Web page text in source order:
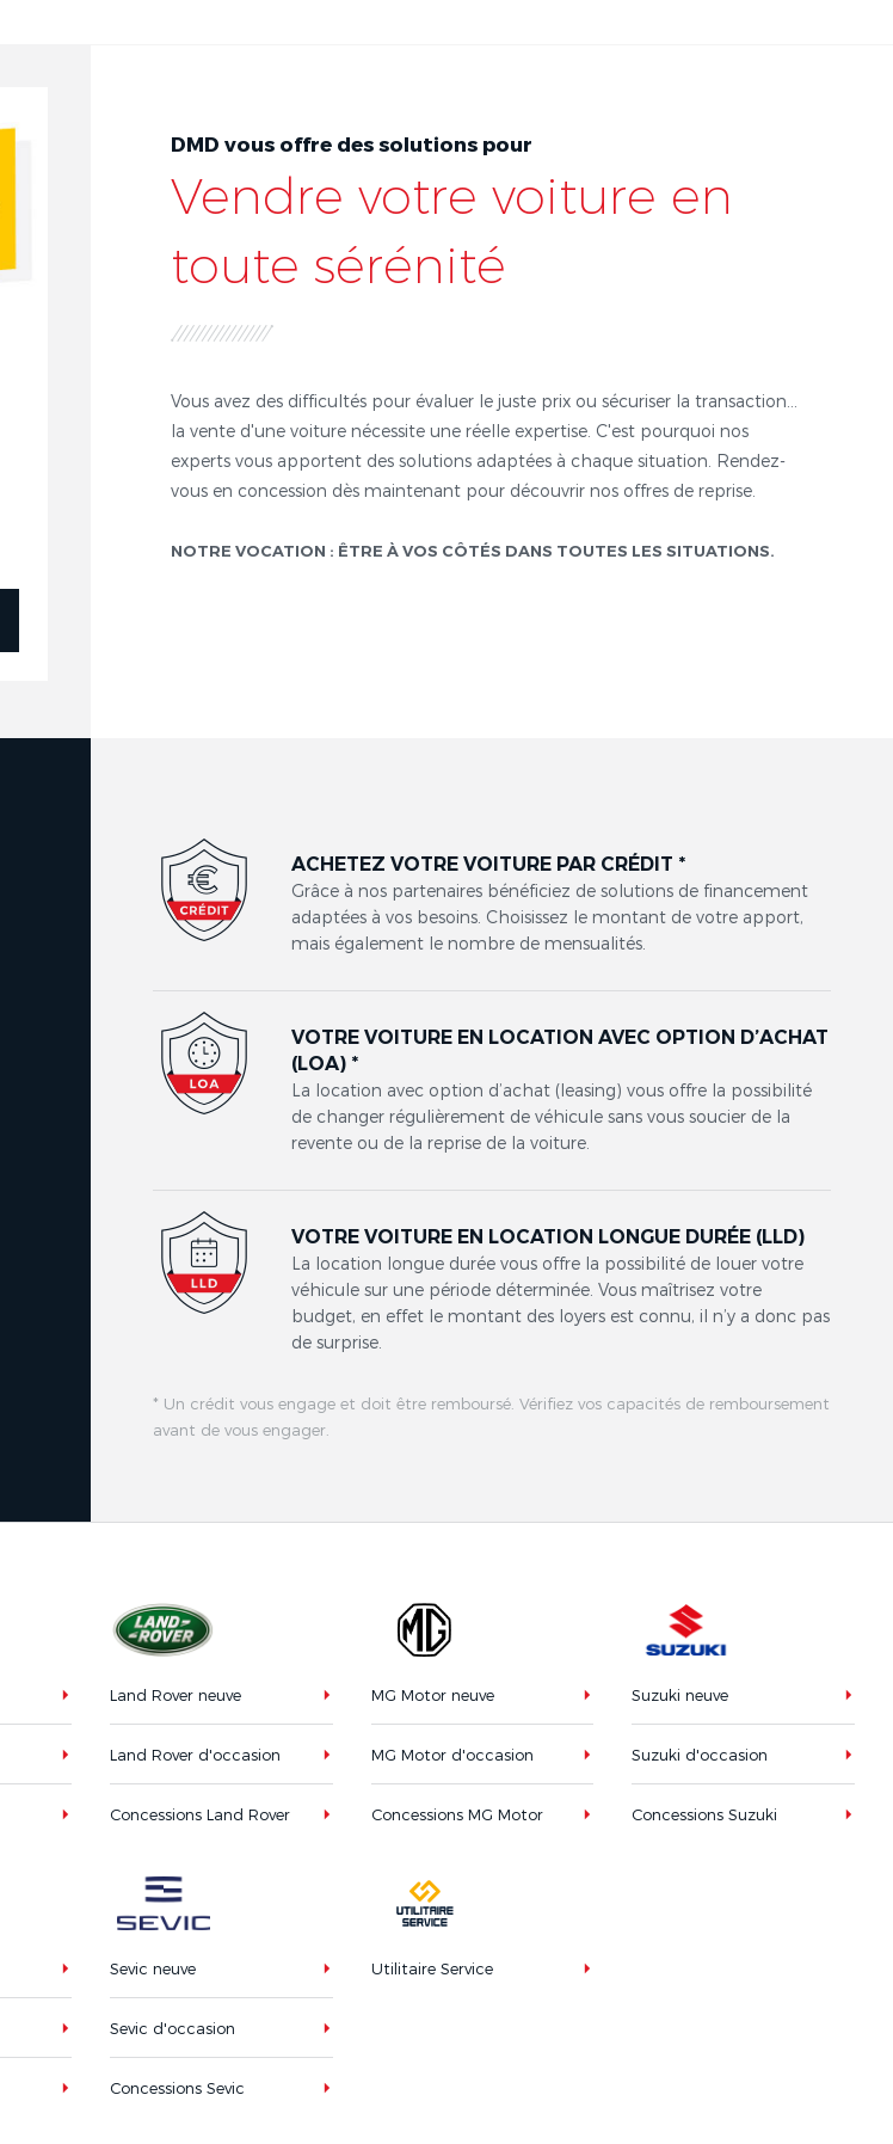
DMD vous offre des solutions pour
Vendre votre voiture en
toute sérénité
Vous avez des difficultés pour évaluer le juste prix ou sécuriser la transaction...
la vente d'une voiture nécessite une réelle expertise. C'est pourquoi nos
experts vous apportent des solutions adaptées à chaque situation. Rendez-
vous en concession dès maintenant pour découvrir nos offres de reprise.
NOTRE VOCATION : ÊTRE À VOS CÔTÉS DANS TOUTES LES SITUATIONS.
ACHETEZ VOTRE VOITURE PAR CRÉDIT *
Grâce à nos partenaires bénéficiez de solutions de financement
adaptées à vos besoins. Choisissez le montant de votre apport,
mais également le nombre de mensualités.
VOTRE VOITURE EN LOCATION AVEC OPTION D’ACHAT
(LOA) *
La location avec option d’achat (leasing) vous offre la possibilité
de changer régulièrement de véhicule sans vous soucier de la
revente ou de la reprise de la voiture.
VOTRE VOITURE EN LOCATION LONGUE DURÉE (LLD)
La location longue durée vous offre la possibilité de louer votre
véhicule sur une période déterminée. Vous maîtrisez votre
budget, en effet le montant des loyers est connu, il n’y a donc pas
de surprise.
* Un crédit vous engage et doit être remboursé. Vérifiez vos capacités de remboursement
avant de vous engager.
Land Rover neuve
Land Rover d'occasion
Concessions Land Rover
MG Motor neuve
MG Motor d'occasion
Concessions MG Motor
Suzuki neuve
Suzuki d'occasion
Concessions Suzuki
Sevic neuve
Sevic d'occasion
Concessions Sevic
Utilitaire Service